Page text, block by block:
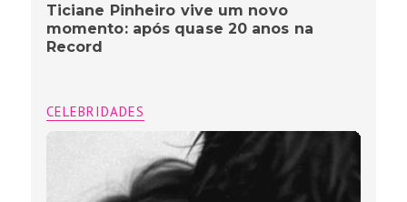
Ticiane Pinheiro vive um novo
momento: após quase 20 anos na
Record
CELEBRIDADES